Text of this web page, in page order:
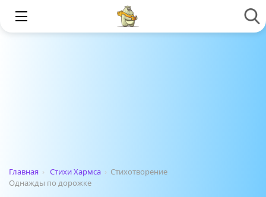
Главная › Стихи Хармса › Стихотворение
Однажды по дорожке